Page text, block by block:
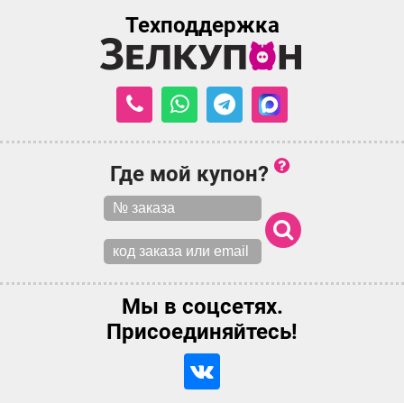
Техподдержка
Где мой купон?
Мы в соцсетях.
Присоединяйтесь!